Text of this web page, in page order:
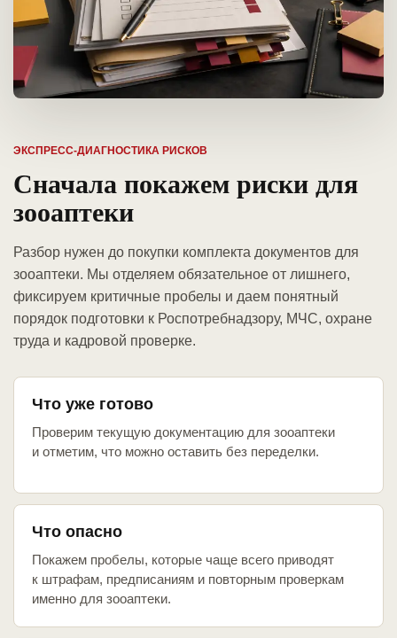
ЭКСПРЕСС-ДИАГНОСТИКА РИСКОВ
Сначала покажем риски для
зооаптеки
Разбор нужен до покупки комплекта документов для
зооаптеки. Мы отделяем обязательное от лишнего,
фиксируем критичные пробелы и даем понятный
порядок подготовки к Роспотребнадзору, МЧС, охране
труда и кадровой проверке.
Что уже готово
Проверим текущую документацию для зооаптеки
и отметим, что можно оставить без переделки.
Что опасно
Покажем пробелы, которые чаще всего приводят
к штрафам, предписаниям и повторным проверкам
именно для зооаптеки.